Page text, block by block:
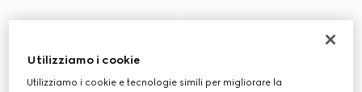
Utilizziamo i cookie
Utilizziamo i cookie e tecnologie simili per migliorare la